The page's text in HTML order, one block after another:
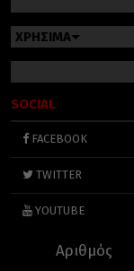
ΧΡΗΣΙΜΑ
SOCIAL
FACEBOOK
TWITTER
YOUTUBE
Αριθμός